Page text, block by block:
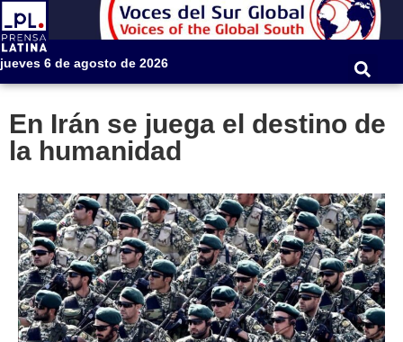
jueves 6 de agosto de 2026
En Irán se juega el destino de
la humanidad